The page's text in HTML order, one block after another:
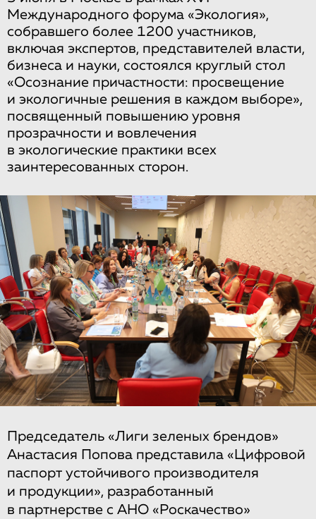
Международного форума «Экология»,
собравшего более 1200 участников,
включая экспертов, представителей власти,
бизнеса и науки, состоялся круглый стол
«Осознание причастности: просвещение
и экологичные решения в каждом выборе»,
посвященный повышению уровня
прозрачности и вовлечения
в экологические практики всех
заинтересованных сторон.
Председатель «Лиги зеленых брендов»
Анастасия Попова представила «Цифровой
паспорт устойчивого производителя
и продукции», разработанный
в партнерстве с АНО «Роскачество»